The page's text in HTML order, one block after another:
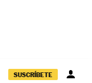
SUSCRÍBETE